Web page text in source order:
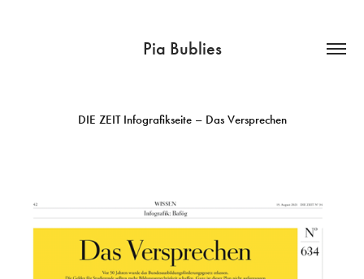
Pia Bublies
DIE ZEIT Infografikseite – Das Versprechen